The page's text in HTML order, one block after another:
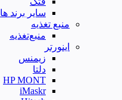
سایر برند ها
منبع تغذیه
منبع‌تغذیه
اینورتر
زیمنس
دلتا
HP MONT
iMaskr